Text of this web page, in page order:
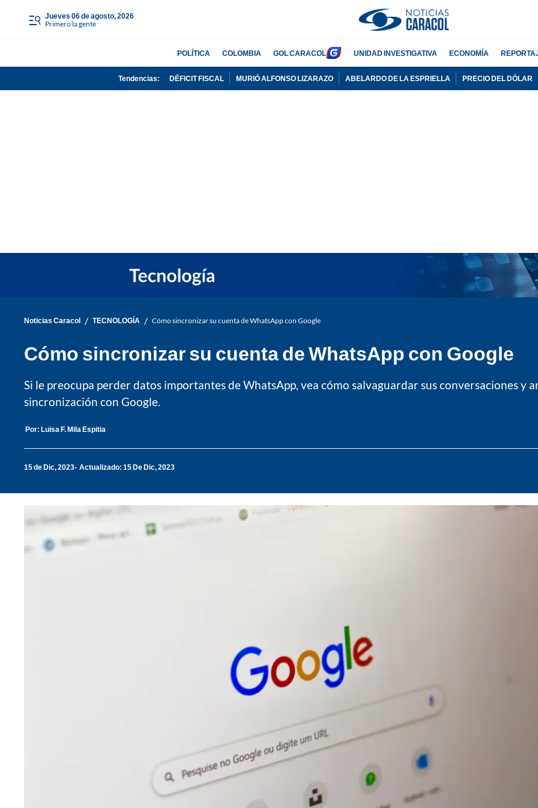
jueves 06 de agosto, 2026
Primero la gente
POLÍTICA COLOMBIA GOL CARACOL UNIDAD INVESTIGATIVA ECONOMÍA
Tendencias: DÉFICIT FISCAL MURIÓ ALFONSO LIZARAZO ABELARDO DE LA ESPRIELLA PRECIO DEL DÓLAR
Noticias Caracol / TECNOLOGÍA / Cómo sincronizar su cuenta de WhatsApp con Google
Cómo sincronizar su cuenta de WhatsApp con Google
Si le preocupa perder datos importantes de WhatsApp, vea cómo salvaguardar sus conversaciones y
sincronización con Google.
Por: Luisa F. Mila Espitia
15 de Dic, 2023 Actualizado: 15 De Dic, 2023